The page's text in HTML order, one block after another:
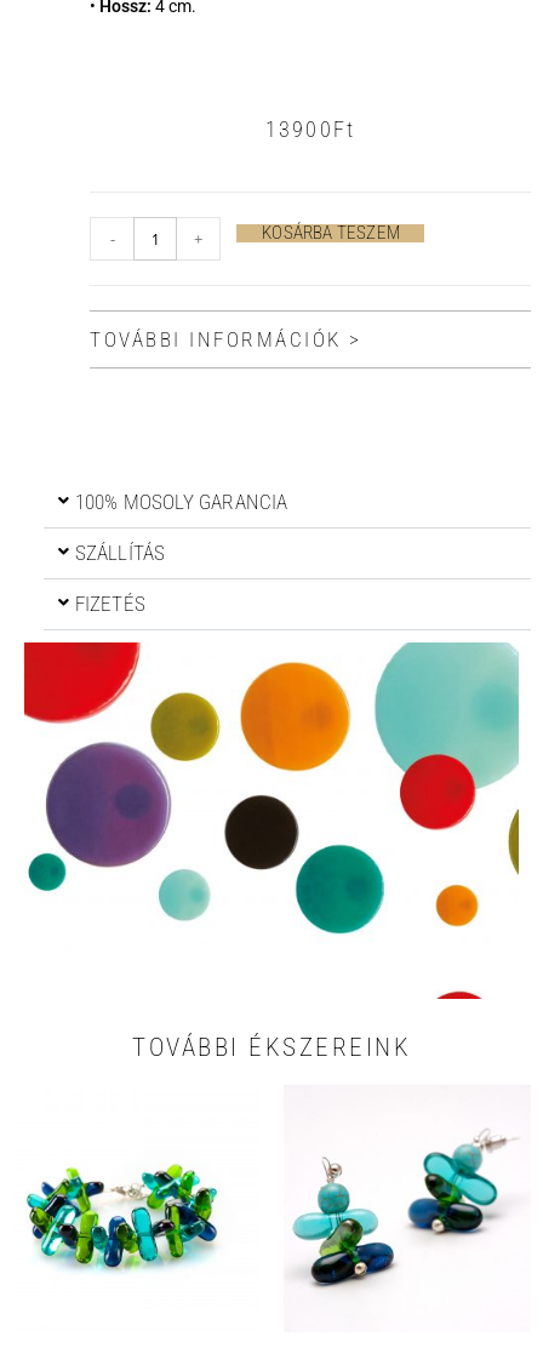
• Hossz: 4 cm.
13900Ft
- + KOSÁRBA TESZEM
TOVÁBBI INFORMÁCIÓK >
100% MOSOLY GARANCIA
SZÁLLÍTÁS
FIZETÉS
TOVÁBBI ÉKSZEREINK